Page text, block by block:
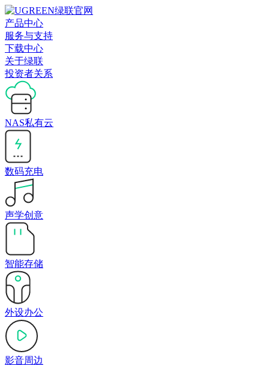
产品中心
服务与支持
下载中心
关于绿联
投资者关系
NAS私有云
数码充电
声学创意
智能存储
外设办公
影音周边